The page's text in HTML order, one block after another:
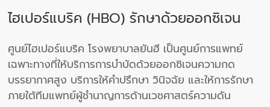
ไฮเปอร์แบริค (HBO) รักษาด้วยออกซิเจน
ศูนย์ไฮเปอร์แบริค โรงพยาบาลยันฮี เป็นศูนย์การแพทย์
เฉพาะทางที่ให้บริการการบำบัดด้วยออกซิเจนความกด
บรรยากาศสูง บริการให้คำปรึกษา วินิจฉัย และให้การรักษา
ภายใต้ทีมแพทย์ผู้ชำนาญการด้านเวชศาสตร์ความดัน